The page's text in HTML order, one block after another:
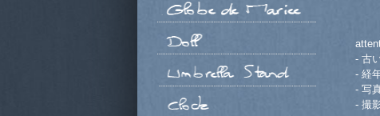
- 古
- 経
- 写
- 撮